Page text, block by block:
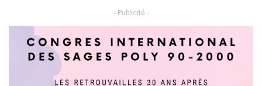
- Publicité -